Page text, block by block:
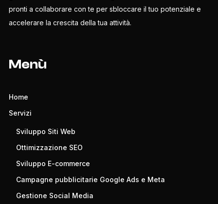
pronti a collaborare con te per sbloccare il tuo potenziale e
accelerare la crescita della tua attività.
Menù
Home
Servizi
Sviluppo Siti Web
Ottimizzazione SEO
Sviluppo E-commerce
Campagne pubblicitarie Google Ads e Meta
Gestione Social Media